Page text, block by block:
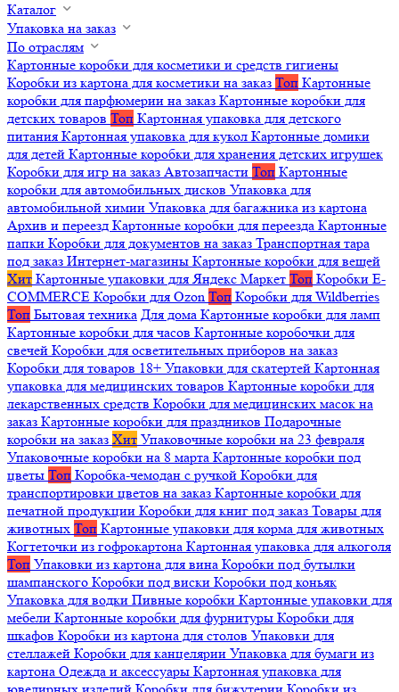
Каталог
Упаковка на заказ
По отраслям
Картонные коробки для косметики и средств гигиены
Коробки из картона для косметики на заказ Топ Картонные
коробки для парфюмерии на заказ Картонные коробки для
детских товаров Топ Картонная упаковка для детского
питания Картонная упаковка для кукол Картонные домики
для детей Картонные коробки для хранения детских игрушек
Коробки для игр на заказ Автозапчасти Топ Картонные
коробки для автомобильных дисков Упаковка для
автомобильной химии Упаковка для багажника из картона
Архив и переезд Картонные коробки для переезда Картонные
папки Коробки для документов на заказ Транспортная тара
под заказ Интернет-магазины Картонные коробки для вещей
Хит Картонные упаковки для Яндекс Маркет Топ Коробки E-
COMMERCE Коробки для Ozon Топ Коробки для Wildberries
Топ Бытовая техника Для дома Картонные коробки для ламп
Картонные коробки для часов Картонные коробочки для
свечей Коробки для осветительных приборов на заказ
Коробки для товаров 18+ Упаковки для скатертей Картонная
упаковка для медицинских товаров Картонные коробки для
лекарственных средств Коробки для медицинских масок на
заказ Картонные коробки для праздников Подарочные
коробки на заказ Хит Упаковочные коробки на 23 февраля
Упаковочные коробки на 8 марта Картонные коробки под
цветы Топ Коробка-чемодан с ручкой Коробки для
транспортировки цветов на заказ Картонные коробки для
печатной продукции Коробки для книг под заказ Товары для
животных Топ Картонные упаковки для корма для животных
Когтеточки из гофрокартона Картонная упаковка для алкоголя
Топ Упаковки из картона для вина Коробки под бутылки
шампанского Коробки под виски Коробки под коньяк
Упаковка для водки Пивные коробки Картонные упаковки для
мебели Картонные коробки для фурнитуры Коробки для
шкафов Коробки из картона для столов Упаковки для
стеллажей Коробки для канцелярии Упаковка для бумаги из
картона Одежда и аксессуары Картонная упаковка для